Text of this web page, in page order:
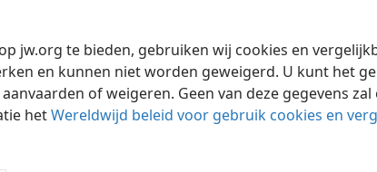
jw.org te bieden, gebruiken wij cookies en
en kunnen niet worden geweigerd. U kunt het
of weigeren. Geen van deze gegevens
hetWereldwijd beleid voor gebruik cookies en
and Tract Society of Pennsylvania Gebruiksvoorwaarden